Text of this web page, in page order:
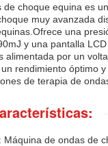
de choque equina es
muy avanzada
una
y una pantalla
alimentada por un
rendimiento óptimo
de terapia de
Máquina de ondas de